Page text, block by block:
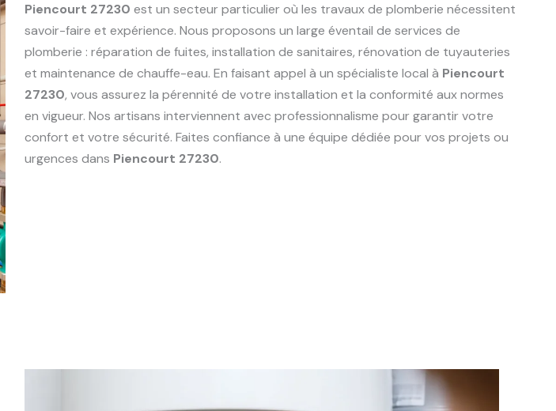
Piencourt 27230 est un secteur particulier où les travaux de plomberie nécessitent
savoir-faire et expérience. Nous proposons un large éventail de services de
plomberie : réparation de fuites, installation de sanitaires, rénovation de tuyauteries
et maintenance de chauffe-eau. En faisant appel à un spécialiste local à Piencourt
27230, vous assurez la pérennité de votre installation et la conformité aux normes
en vigueur. Nos artisans interviennent avec professionnalisme pour garantir votre
confort et votre sécurité. Faites confiance à une équipe dédiée pour vos projets ou
urgences dans Piencourt 27230.